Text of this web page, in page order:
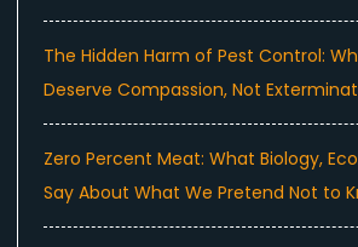
The Hidden Harm of Pest Control:
Deserve Compassion, Not
Zero Percent Meat: What Biology,
Say About What We Pretend Not to